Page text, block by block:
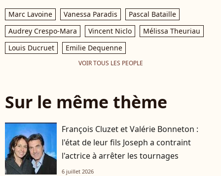
Marc Lavoine Vanessa Paradis
Pascal Bataille
Audrey Crespo-Mara
Vincent Niclo
Mélissa Theuriau
Louis Ducruet
Emilie Dequenne
VOIR TOUS LES PEOPLE
Sur le même thème
François Cluzet et Valérie Bonneton :
l'état de leur fils Joseph a contraint
l'actrice à arrêter les tournages
6 juillet 2026